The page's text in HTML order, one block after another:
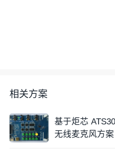
相关方案
基于炬芯
无线麦克风方案